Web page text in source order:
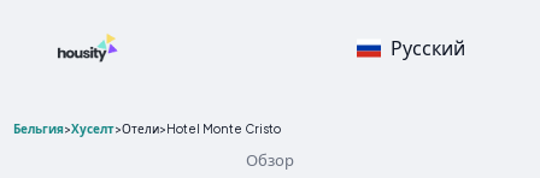
Русский
Бельгия>Хуселт>Отели>Hotel Monte Cristo
Обзор